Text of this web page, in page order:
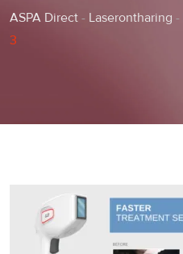
ASPA Direct - Laserontharing -
3